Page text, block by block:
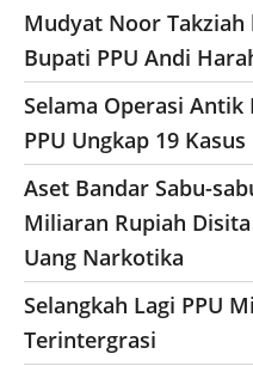
Mudyat Noor Takziah
Bupati PPU Andi
Selama Operasi Antik
PPU Ungkap 19
Aset Bandar Sabu-
Miliaran Rupiah
Uang Narkotika
Selangkah Lagi PPU
Terintergrasi